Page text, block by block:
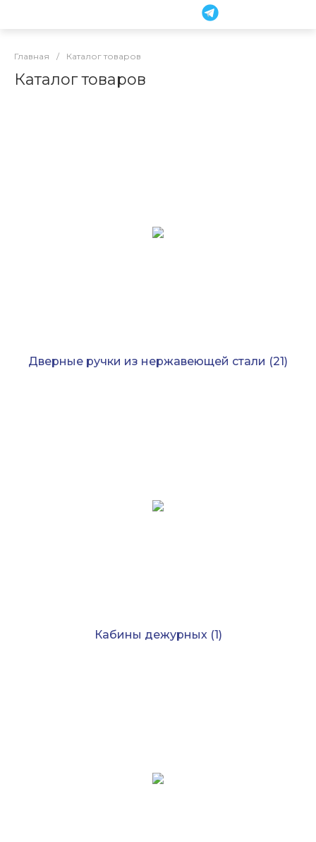
Главная / Каталог товаров
Каталог товаров
Дверные ручки из нержавеющей стали (21)
Кабины дежурных (1)